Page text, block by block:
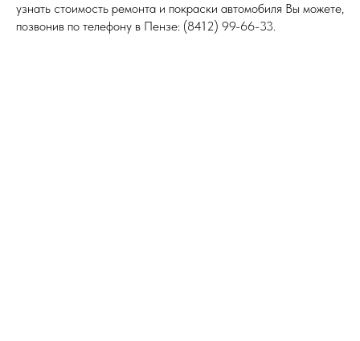
узнать стоимость ремонта и покраски автомобиля Вы можете,
позвонив по телефону в Пензе: (8412) 99-66-33.